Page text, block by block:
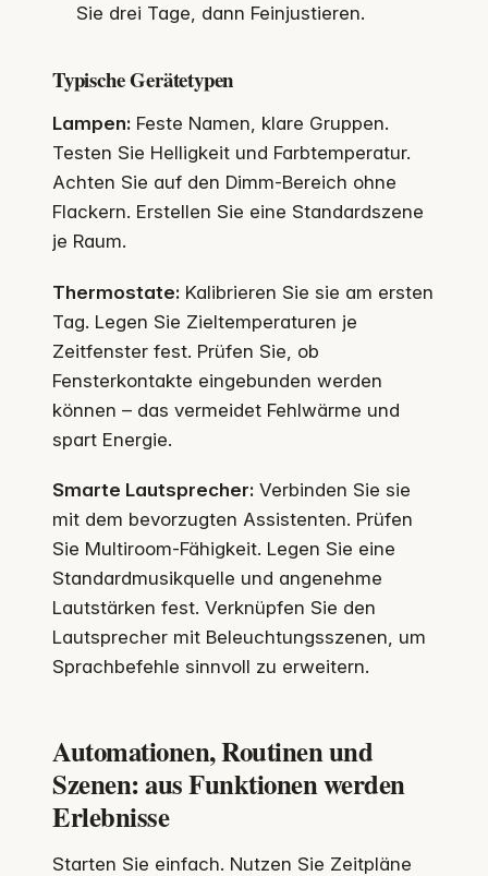
Sie drei Tage, dann Feinjustieren.
Typische Gerätetypen
Lampen: Feste Namen, klare Gruppen.
Testen Sie Helligkeit und Farbtemperatur.
Achten Sie auf den Dimm-Bereich ohne
Flackern. Erstellen Sie eine Standardszene
je Raum.
Thermostate: Kalibrieren Sie sie am ersten
Tag. Legen Sie Zieltemperaturen je
Zeitfenster fest. Prüfen Sie, ob
Fensterkontakte eingebunden werden
können – das vermeidet Fehlwärme und
spart Energie.
Smarte Lautsprecher: Verbinden Sie sie
mit dem bevorzugten Assistenten. Prüfen
Sie Multiroom-Fähigkeit. Legen Sie eine
Standardmusikquelle und angenehme
Lautstärken fest. Verknüpfen Sie den
Lautsprecher mit Beleuchtungsszenen, um
Sprachbefehle sinnvoll zu erweitern.
Automationen, Routinen und
Szenen: aus Funktionen werden
Erlebnisse
Starten Sie einfach. Nutzen Sie Zeitpläne